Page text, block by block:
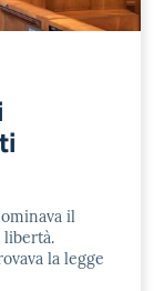
il
libertà.
la legge